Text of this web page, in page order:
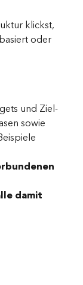
klickst,
oder
und Ziel-
sowie
damit